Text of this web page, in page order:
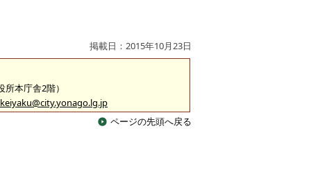
掲載日：2015年10月23日
本庁舎2階）
keiyaku@city.yonago.lg.jp
ページの先頭へ戻る